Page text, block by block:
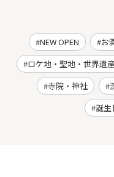
NEW OPEN お
ロケ地・聖地・世界遺
寺院・神社
誕